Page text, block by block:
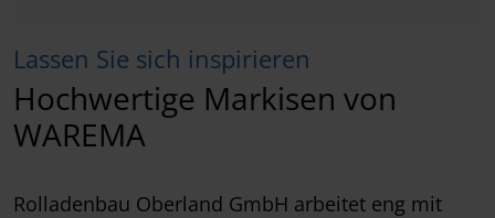
Lassen Sie sich inspirieren
Hochwertige Markisen von
WAREMA
Rolladenbau Oberland GmbH arbeitet eng mit